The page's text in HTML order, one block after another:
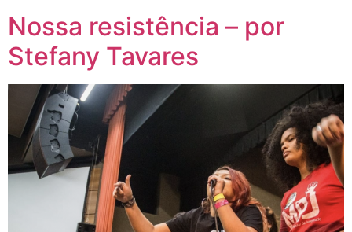
Nossa resistência – por
Stefany Tavares